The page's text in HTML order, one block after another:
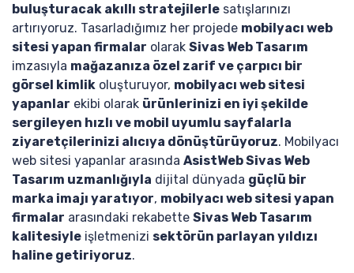
buluşturacak akıllı stratejilerle satışlarınızı
artırıyoruz. Tasarladığımız her projede mobilyacı web
sitesi yapan firmalar olarak Sivas Web Tasarım
imzasıyla mağazanıza özel zarif ve çarpıcı bir
görsel kimlik oluşturuyor, mobilyacı web sitesi
yapanlar ekibi olarak ürünlerinizi en iyi şekilde
sergileyen hızlı ve mobil uyumlu sayfalarla
ziyaretçilerinizi alıcıya dönüştürüyoruz. Mobilyacı
web sitesi yapanlar arasında AsistWeb Sivas Web
Tasarım uzmanlığıyla dijital dünyada güçlü bir
marka imajı yaratıyor, mobilyacı web sitesi yapan
firmalar arasındaki rekabette Sivas Web Tasarım
kalitesiyle işletmenizi sektörün parlayan yıldızı
haline getiriyoruz.